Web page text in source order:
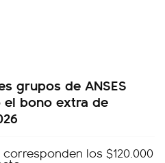
grupos de ANSES
bono extra de